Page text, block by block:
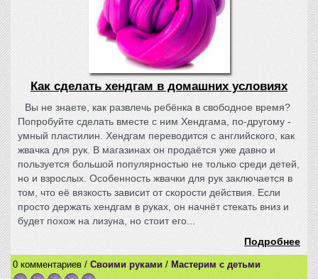
Как сделать хендгам в домашних условиях
Вы не знаете, как развлечь ребёнка в свободное время?
Попробуйте сделать вместе с ним Хендгама, по-другому -
умный пластилин. Хендгам переводится с английского, как
жвачка для рук. В магазинах он продаётся уже давно и
пользуется большой популярностью не только среди детей,
но и взрослых. Особенность жвачки для рук заключается в
том, что её вязкость зависит от скорости действия. Если
просто держать хендгам в руках, он начнёт стекать вниз и
будет похож на лизуна, но стоит его...
Подробнее
0 комментариев / Своими руками / Мастерим с детьми